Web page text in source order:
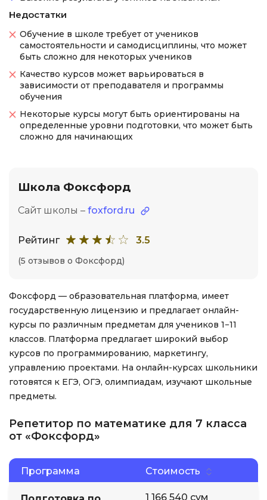
Недостатки
Обучение в школе требует от учеников
самостоятельности и самодисциплины, что может
быть сложно для некоторых учеников
Качество курсов может варьироваться в
зависимости от преподавателя и программы
обучения
Некоторые курсы могут быть ориентированы на
определенные уровни подготовки, что может быть
сложно для начинающих
Школа Фоксфорд
Сайт школы – foxford.ru
Рейтинг 3.5
(5 отзывов о Фоксфорд)
Фоксфорд — образовательная платформа, имеет
государственную лицензию и предлагает онлайн-
курсы по различным предметам для учеников 1−11
классов. Платформа предлагает широкий выбор
курсов по программированию, маркетингу,
управлению проектами. На онлайн-курсах школьники
готовятся к ЕГЭ, ОГЭ, олимпиадам, изучают школьные
предметы.
Репетитор по математике для 7 класса
от «Фоксфорд»
Программа Стоимость
1 166 540 сум